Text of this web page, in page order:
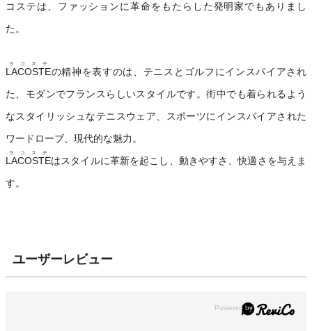
コステは、ファッションに革命をもたらした発明家でもありまし
た。
LACOSTE
ラコステ
の精神を表すのは、テニスとゴルフにインスパイアされ
た、モダンでフランスらしいスタイルです。街中でも着られるよう
なスタイリッシュなテニスウェア、スポーツにインスパイアされた
ワードローブ、現代的な魅力。
LACOSTE
ラコステ
はスタイルに革新を起こし、動きやすさ、快適さを与えま
す。
ユーザーレビュー